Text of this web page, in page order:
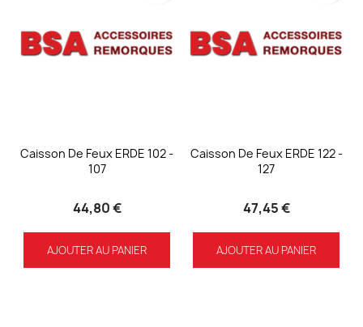
Caisson De Feux ERDE 102 -
107
44,80 €
AJOUTER AU PANIER
Caisson De Feux ERDE 122 -
127
47,45 €
AJOUTER AU PANIER